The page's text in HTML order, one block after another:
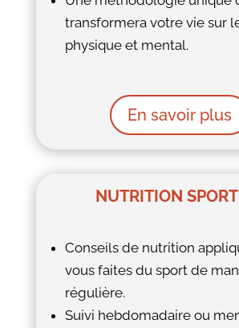
transformera votre vie sur
physique et mental.
En savoir plus
NUTRITION
Conseils de nutrition
vous faites du sport de
régulière.
Suivi hebdomadaire ou